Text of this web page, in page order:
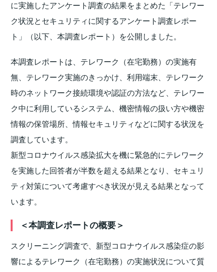
に実施したアンケート調査の結果をまとめた「テレワー
ク状況とセキュリティに関するアンケート調査レポー
ト」（以下、本調査レポート）を公開しました。
本調査レポートは、テレワーク（在宅勤務）の実施有
無、テレワーク実施のきっかけ、利用端末、テレワーク
時のネットワーク接続環境や認証の方法など、テレワー
ク中に利用しているシステム、機密情報の扱い方や機密
情報の保管場所、情報セキュリティなどに関する状況を
調査しています。
新型コロナウイルス感染拡大を機に緊急的にテレワーク
を実施した回答者が半数を超える結果となり、セキュリ
ティ対策について考慮すべき状況が見える結果となって
います。
＜本調査レポートの概要＞
スクリーニング調査で、新型コロナウイルス感染症の影
響によるテレワーク（在宅勤務）の実施状況について質